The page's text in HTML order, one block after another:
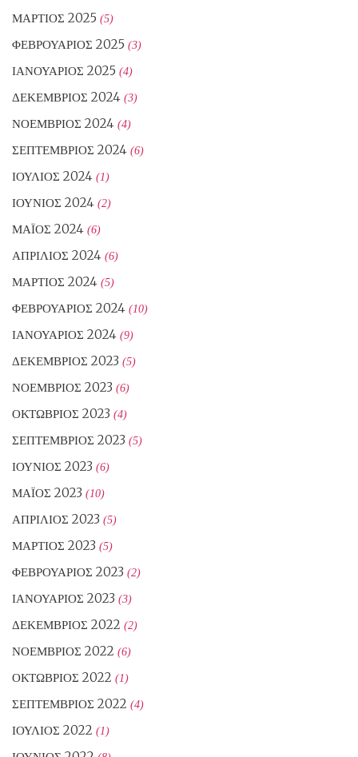
ΜΆΡΤΙΟΣ 2025 (5)
ΦΕΒΡΟΥΆΡΙΟΣ 2025 (3)
ΙΑΝΟΥΆΡΙΟΣ 2025 (4)
ΔΕΚΈΜΒΡΙΟΣ 2024 (3)
ΝΟΈΜΒΡΙΟΣ 2024 (4)
ΣΕΠΤΈΜΒΡΙΟΣ 2024 (6)
ΙΟΎΛΙΟΣ 2024 (1)
ΙΟΎΝΙΟΣ 2024 (2)
ΜΆΙΟΣ 2024 (6)
ΑΠΡΊΛΙΟΣ 2024 (6)
ΜΆΡΤΙΟΣ 2024 (5)
ΦΕΒΡΟΥΆΡΙΟΣ 2024 (10)
ΙΑΝΟΥΆΡΙΟΣ 2024 (9)
ΔΕΚΈΜΒΡΙΟΣ 2023 (5)
ΝΟΈΜΒΡΙΟΣ 2023 (6)
ΟΚΤΏΒΡΙΟΣ 2023 (4)
ΣΕΠΤΈΜΒΡΙΟΣ 2023 (5)
ΙΟΎΝΙΟΣ 2023 (6)
ΜΆΙΟΣ 2023 (10)
ΑΠΡΊΛΙΟΣ 2023 (5)
ΜΆΡΤΙΟΣ 2023 (5)
ΦΕΒΡΟΥΆΡΙΟΣ 2023 (2)
ΙΑΝΟΥΆΡΙΟΣ 2023 (3)
ΔΕΚΈΜΒΡΙΟΣ 2022 (2)
ΝΟΈΜΒΡΙΟΣ 2022 (6)
ΟΚΤΏΒΡΙΟΣ 2022 (1)
ΣΕΠΤΈΜΒΡΙΟΣ 2022 (4)
ΙΟΎΛΙΟΣ 2022 (1)